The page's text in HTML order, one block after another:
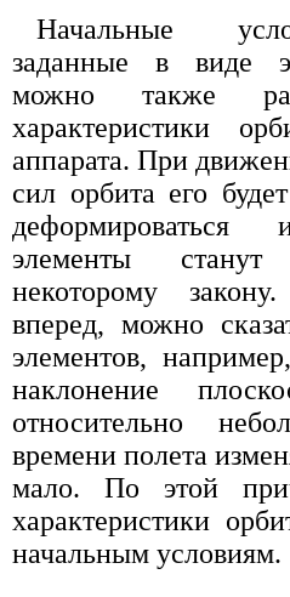
Начальные
заданные в виде
можно также
характеристики
аппарата. При
сил орбита его
элементы
некоторому
вперед, можно
элементов,
наклонение
относительно
времени полета
мало. По этой
характеристики
начальным условиям.